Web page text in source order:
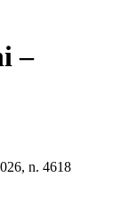
–
n. 4618